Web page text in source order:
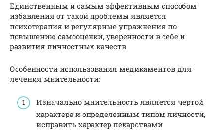
Единственным и самым эффективным способом
избавления от такой проблемы является
психотерапия и регулярные упражнения по
повышению самооценки, уверенности в себе и
развития личностных качеств.
Особенности использования медикаментов для
лечения мнительности:
Изначально мнительность является чертой
характера и определенным типом личности,
исправить характер лекарствами